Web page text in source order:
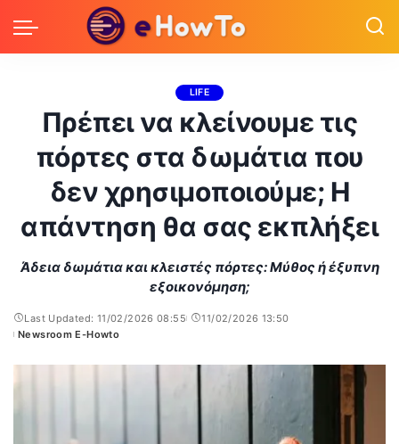
LIFE
Πρέπει να κλείνουμε τις
πόρτες στα δωμάτια που
δεν χρησιμοποιούμε; Η
απάντηση θα σας εκπλήξει
Άδεια δωμάτια και κλειστές πόρτες: Μύθος ή έξυπνη
εξοικονόμηση;
Last Updated: 11/02/2026 08:55
11/02/2026 13:50
Posted
Newsroom E-Howto